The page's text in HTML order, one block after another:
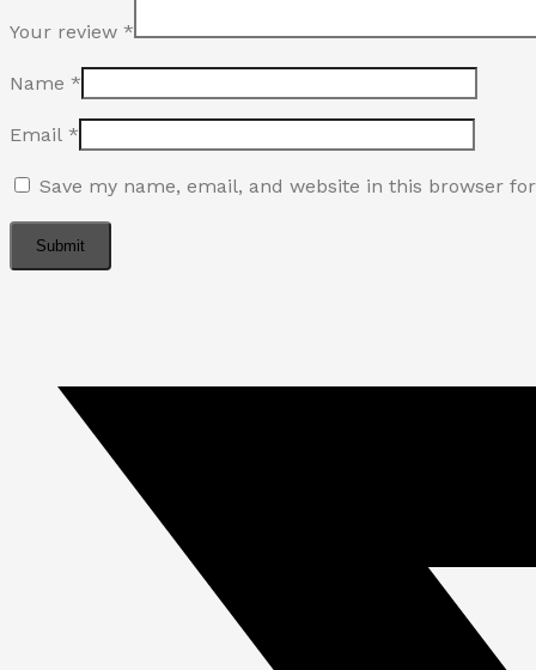
Your review *
Name *
Email *
Save my name, email, and website in this browser